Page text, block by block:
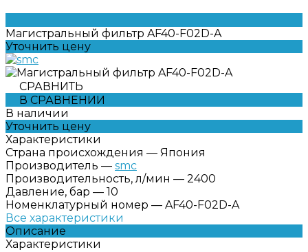
Магистральный фильтр AF40-F02D-A
Уточнить цену
СРАВНИТЬ
В СРАВНЕНИИ
В наличии
Уточнить цену
Характеристики
Страна происхождения — Япония
Производитель — smc
Производительность, л/мин — 2400
Давление, бар — 10
Номенклатурный номер — AF40-F02D-A
Все характеристики
Описание
Характеристики